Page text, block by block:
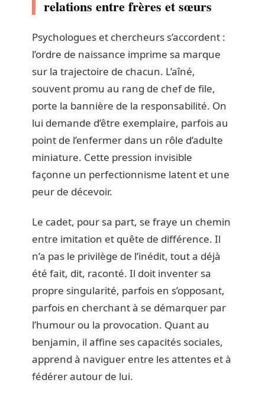
relations entre frères et sœurs
Psychologues et chercheurs s’accordent :
l’ordre de naissance imprime sa marque
sur la trajectoire de chacun. L’aîné,
souvent promu au rang de chef de file,
porte la bannière de la responsabilité. On
lui demande d’être exemplaire, parfois au
point de l’enfermer dans un rôle d’adulte
miniature. Cette pression invisible
façonne un perfectionnisme latent et une
peur de décevoir.
Le cadet, pour sa part, se fraye un chemin
entre imitation et quête de différence. Il
n’a pas le privilège de l’inédit, tout a déjà
été fait, dit, raconté. Il doit inventer sa
propre singularité, parfois en s’opposant,
parfois en cherchant à se démarquer par
l’humour ou la provocation. Quant au
benjamin, il affine ses capacités sociales,
apprend à naviguer entre les attentes et à
fédérer autour de lui.